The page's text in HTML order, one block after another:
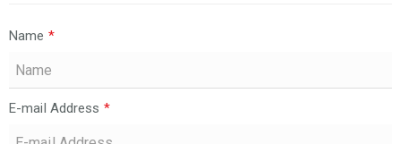
Name *
E-mail Address *